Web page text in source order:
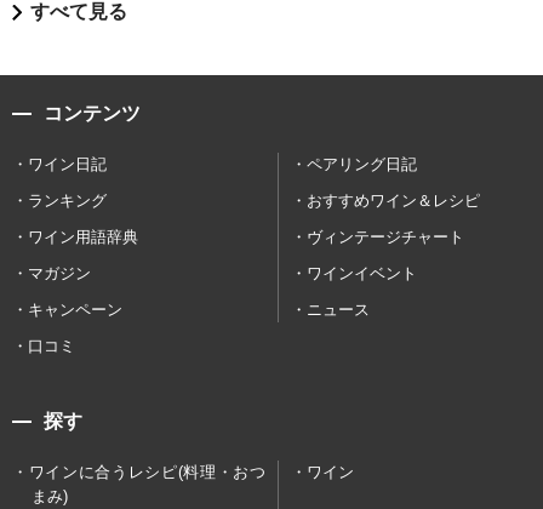
すべて見る
コンテンツ
ワイン日記
ペアリング日記
ランキング
おすすめワイン＆レシピ
ワイン用語辞典
ヴィンテージチャート
マガジン
ワインイベント
キャンペーン
ニュース
口コミ
探す
ワインに合うレシピ(料理・おつ
まみ)
ワイン